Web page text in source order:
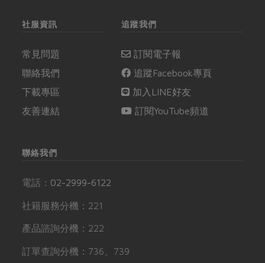
社服資訊
常見問題
聯絡我們
下載專區
友善連結
追蹤我們
訂閱電子報
追蹤Facebook專頁
加入LINE好友
訂閱YouTube頻道
聯絡我們
電話： 02-2999-6122
社籍服務分機：221
產品諮詢分機：222
訂單查詢分機：736、739